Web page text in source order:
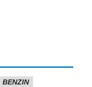
BENZIN